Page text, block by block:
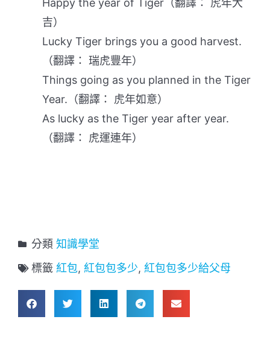
Happy the year of Tiger（翻譯： 虎年大
吉）
Lucky Tiger brings you a good harvest.
（翻譯： 瑞虎豐年）
Things going as you planned in the Tiger
Year.（翻譯： 虎年如意）
As lucky as the Tiger year after year.
（翻譯： 虎運連年）
分類 知識學堂
標籤 紅包, 紅包包多少, 紅包包多少給父母